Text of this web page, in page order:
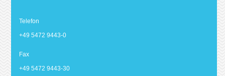
Telefon
+49 5472 9443-0
Fax
+49 5472 9443-30